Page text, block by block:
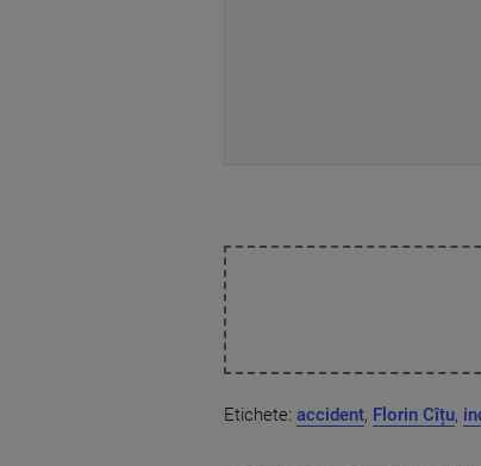
Etichete: accident, Florin Cîțu,